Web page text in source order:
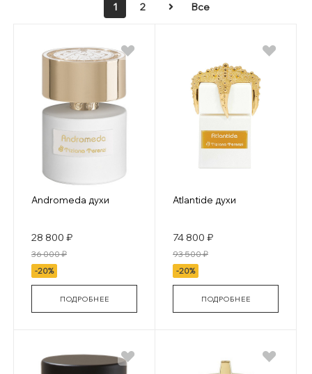
1 2 Все
Andromeda духи
28 800 ₽
36 000 ₽
-20%
ПОДРОБНЕЕ
Atlantide духи
74 800 ₽
93 500 ₽
-20%
ПОДРОБНЕЕ